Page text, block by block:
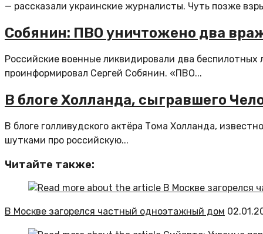
— рассказали украинские журналисты. Чуть позже
Собянин: ПВО уничтожено два
Российские военные ликвидировали два
проинформировал Сергей Собянин. «ПВО...
В блоге Холланда, сыгравшего
В блоге голливудского актёра Тома Холланда,
шутками про российскую...
Читайте также:
В Москве загорелся частный одноэтажный дом